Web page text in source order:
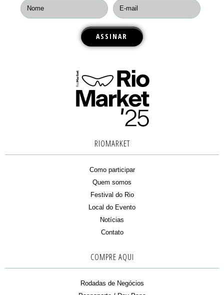
RIOMARKET
Como participar
Quem somos
Festival do Rio
Local do Evento
Notícias
Contato
COMPRE AQUI
Rodadas de Negócios